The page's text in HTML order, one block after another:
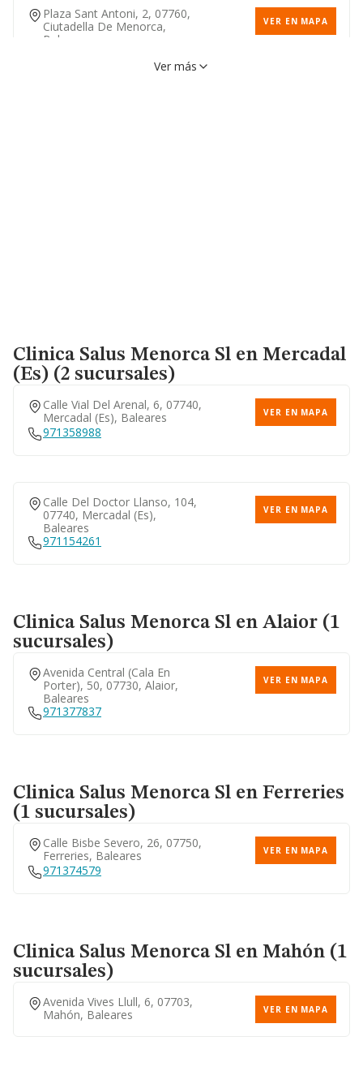
Plaza Sant Antoni, 2, 07760,
Ciutadella De Menorca,
Baleares
VER EN MAPA
De Menorca, Baleares
Calle Del Seminari (del Bisbe
Vila), 16, 07760, Ciutadella De
Menorca, Baleares
Ver más
Clinica Salus Menorca Sl en Mercadal
(Es) (2 sucursales)
Calle Vial Del Arenal, 6, 07740,
Mercadal (es), Baleares
VER EN MAPA
971358988
Calle Del Doctor Llanso, 104,
07740, Mercadal (es),
Baleares
VER EN MAPA
971154261
Clinica Salus Menorca Sl en Alaior (1
sucursales)
Avenida Central (cala En
Porter), 50, 07730, Alaior,
Baleares
VER EN MAPA
971377837
Clinica Salus Menorca Sl en Ferreries
(1 sucursales)
Calle Bisbe Severo, 26, 07750,
Ferreries, Baleares
VER EN MAPA
971374579
Clinica Salus Menorca Sl en Mahón (1
sucursales)
Avenida Vives Llull, 6, 07703,
Mahón, Baleares
VER EN MAPA